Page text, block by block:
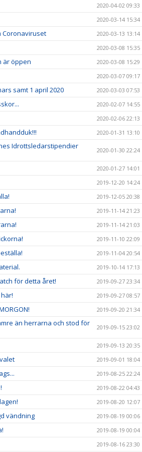
2020-04-02 09:33
2020-03-14 15:34
Coronaviruset 2020-03-13 13:14
2020-03-08 15:35
är öppen 2020-03-08 15:29
2020-03-07 09:17
samt 1 april 2020 2020-03-03 07:53
2020-02-07 14:55
2020-02-06 22:13
2020-01-31 13:10
Idrottsledarstipendier
2020-01-30 22:24
2020-01-27 14:01
2019-12-20 14:24
2019-12-05 20:38
2019-11-14 21:23
2019-11-14 21:03
2019-11-10 22:09
2019-11-04 20:54
2019-10-14 17:13
för detta året! 2019-09-27 23:34
2019-09-27 08:57
2019-09-20 21:34
än herrarna och stod för
2019-09-15 23:02
2019-09-13 20:35
2019-09-01 18:04
2019-08-25 22:24
2019-08-22 04:43
2019-08-20 12:07
vändning 2019-08-19 00:06
2019-08-19 00:04
2019-08-16 23:30